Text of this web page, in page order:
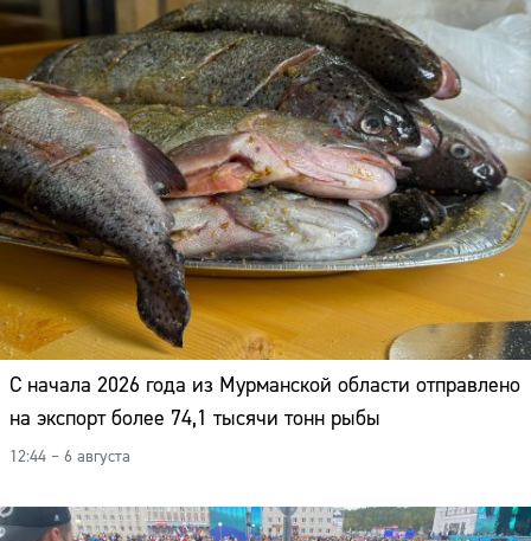
С начала 2026 года из Мурманской области отправлено
на экспорт более 74,1 тысячи тонн рыбы
12:44 – 6 августа
Адрес:
Телефон: